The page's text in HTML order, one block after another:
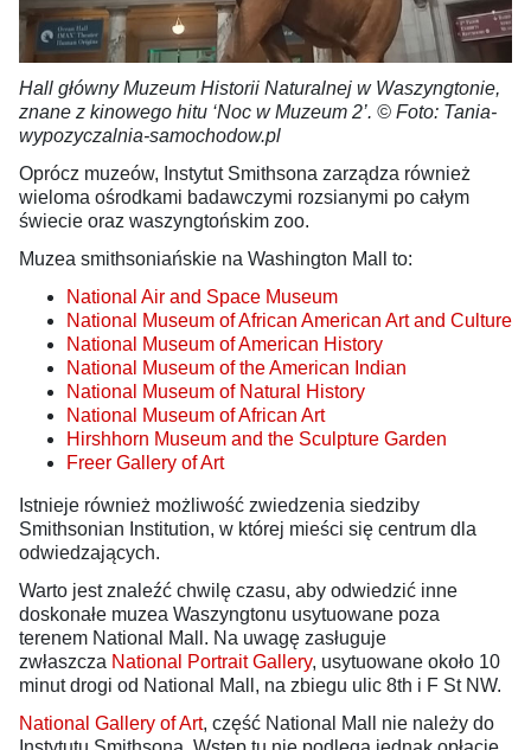
Hall główny Muzeum Historii Naturalnej w Waszyngtonie,
znane z kinowego hitu ‘Noc w Muzeum 2’. © Foto: Tania-
wypozyczalnia-samochodow.pl
Oprócz muzeów, Instytut Smithsona zarządza również
wieloma ośrodkami badawczymi rozsianymi po całym
świecie oraz waszyngtońskim zoo.
Muzea smithsoniańskie na Washington Mall to:
National Air and Space Museum
National Museum of African American Art and Culture
National Museum of American History
National Museum of the American Indian
National Museum of Natural History
National Museum of African Art
Hirshhorn Museum and the Sculpture Garden
Freer Gallery of Art
Istnieje również możliwość zwiedzenia siedziby
Smithsonian Institution, w której mieści się centrum dla
odwiedzających.
Warto jest znaleźć chwilę czasu, aby odwiedzić inne
doskonałe muzea Waszyngtonu usytuowane poza
terenem National Mall. Na uwagę zasługuje
zwłaszcza National Portrait Gallery, usytuowane około 10
minut drogi od National Mall, na zbiegu ulic 8th i F St NW.
National Gallery of Art, część National Mall nie należy do